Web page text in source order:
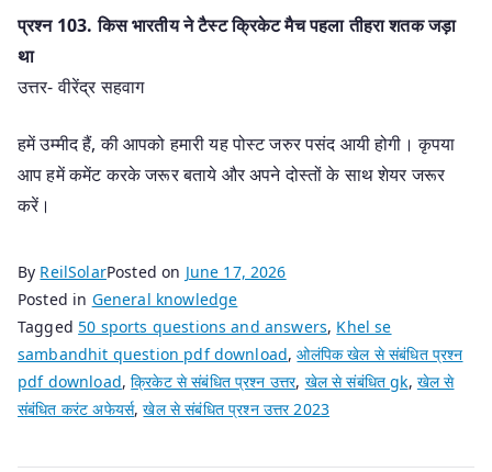
प्रश्न 103. किस भारतीय ने टैस्ट क्रिकेट मैच पहला तीहरा शतक जड़ा
था
उत्तर- वीरेंद्र सहवाग
हमें उम्मीद हैं, की आपको हमारी यह पोस्ट जरुरपसंद आयी होगी। कृपया
आप हमें कमेंट करके जरूर बताये और अपने दोस्तों के साथ शेयर जरूर
करें।
By ReilSolarPosted on June 17, 2026
Posted in General knowledge
Tagged50 sports questions and answers, Khel se
sambandhit question pdf download,ओलंपिक खेल से संबंधित प्रश्न
pdf download,क्रिकेट से संबंधित प्रश्न उत्तर, खेल से संबंधित gk, खेल से
संबंधित करंट अफेयर्स,खेल से संबंधित प्रश्न उत्तर 2023